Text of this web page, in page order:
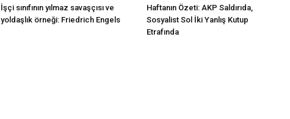
İşçi sınıfının yılmaz savaşçısı ve
yoldaşlık örneği: Friedrich Engels
Haftanın Özeti: AKP Saldırıda,
Sosyalist Sol İki Yanlış Kutup
Etrafında